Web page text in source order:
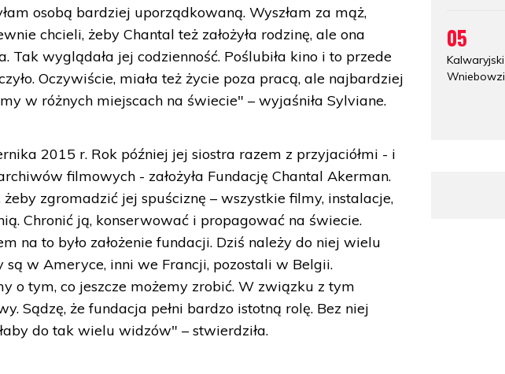
osobą bardziej uporządkowaną. Wyszłam za mąż,
chcieli, żeby Chantal też założyła rodzinę, ale ona
Tak wyglądała jej codzienność. Poślubiła kino i to przede
Oczywiście, miała też życie poza pracą, ale najbardziej
w różnych miejscach na świecie" – wyjaśniła Sylviane.
2015 r. Rok później jej siostra razem z przyjaciółmi - i
filmowych - założyła Fundację Chantal Akerman.
zgromadzić jej spuściznę – wszystkie filmy, instalacje,
Chronić ją, konserwować i propagować na świecie.
na to było założenie fundacji. Dziś należy do niej wielu
są w Ameryce, inni we Francji, pozostali w Belgii.
o tym, co jeszcze możemy zrobić. W związku z tym
Sądzę, że fundacja pełni bardzo istotną rolę. Bez niej
do tak wielu widzów" – stwierdziła.
05